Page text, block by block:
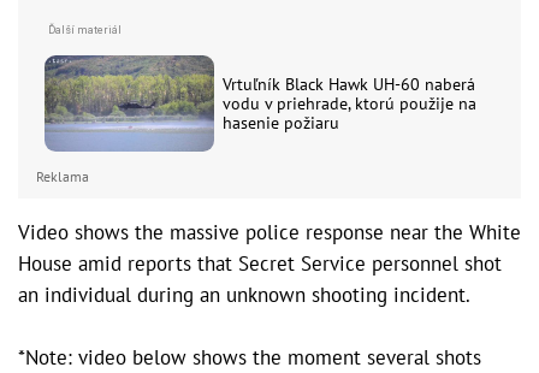
Vrtuľník Black Hawk UH-60 naberá
vodu v priehrade, ktorú použije na
hasenie požiaru
Reklama
Video shows the massive police response near the White
House amid reports that Secret Service personnel shot
an individual during an unknown shooting incident.
*Note: video below shows the moment several shots